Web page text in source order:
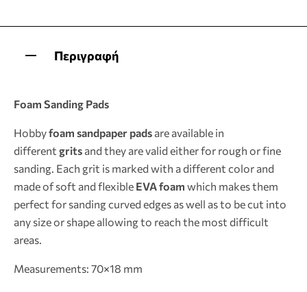
Περιγραφή
Foam Sanding Pads
Hobbyfoam sandpaper pads are available in
different grits and they are valid either for rough or fine
sanding. Each grit is marked with a different color and
made of soft and flexible EVA foam which makes them
perfect for sanding curved edges as well as to be cut into
any size or shape allowing to reach the most difficult
areas.
Measurements: 70×18 mm